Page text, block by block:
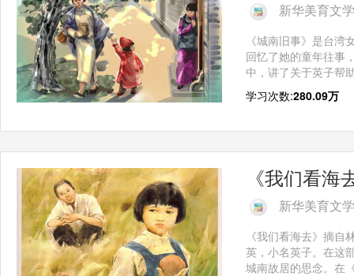
新华美育文
《城南旧事》是台
回忆了她的童年往事
中，讲了关于英子帮
学习次数:280.09万
《我们看海
新华美育文
《我们看海去》摘
英，小名英子。在这
城南故居的思念。在